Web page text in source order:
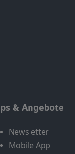
& Angebote
Newsletter
Mobile App